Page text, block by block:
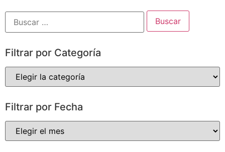
Filtrar por Categoría
Filtrar por Fecha